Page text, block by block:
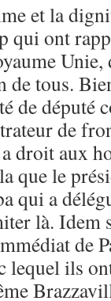
et la
qui ont
Unie,
tous.
de député
de
droit aux
que le
qui a
là.
de
lequel ils